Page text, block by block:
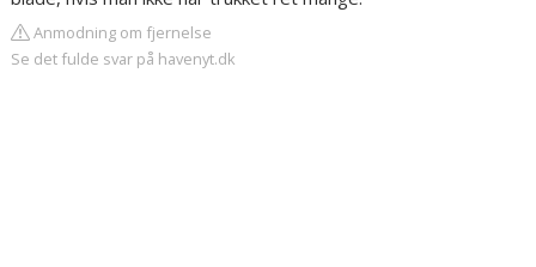
Anmodning om fjernelse
Se det fulde svar på havenyt.dk